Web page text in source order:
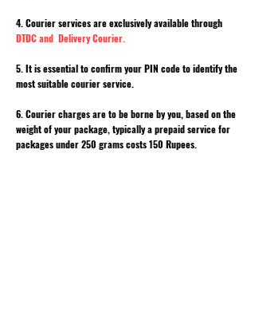
4. Courier services are exclusively available through
DTDC and Delivery Courier.
5. It is essential to confirm your PIN code to identify the
most suitable courier service.
6. Courier charges are to be borne by you, based on the
weight of your package, typically a prepaid service for
packages under 250 grams costs 150 Rupees.